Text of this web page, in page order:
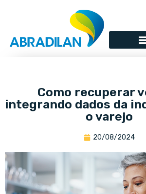
Como recuperar
integrando dados da
o varejo
20/08/2024